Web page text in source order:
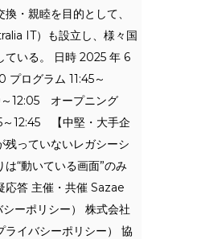
・親睦を目的として、
IT）も設立し、様々国
ている。 日時 2025 年 6
プログラム 11:45～
12:05 オープニング
～12:45 【中堅・大手企
残っていないレガシーシ
“動いている画面”のみ
答 主催・共催 Sazae
ーポリシー） 株式会社
ライバシーポリシー） 協